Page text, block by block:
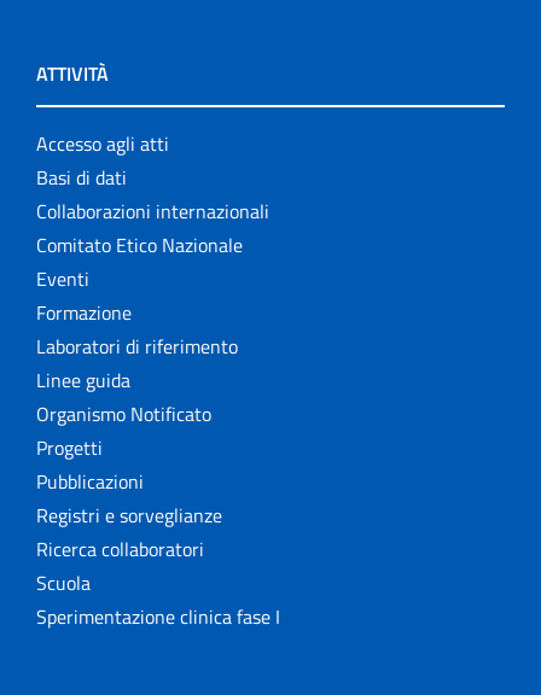
ATTIVITÀ
Accesso agli atti
Basi di dati
Collaborazioni internazionali
Comitato Etico Nazionale
Eventi
Formazione
Laboratori di riferimento
Linee guida
Organismo Notificato
Progetti
Pubblicazioni
Registri e sorveglianze
Ricerca collaboratori
Scuola
Sperimentazione clinica fase I